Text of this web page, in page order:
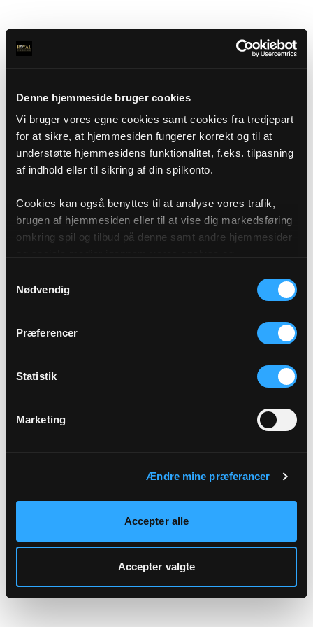
Denne hjemmeside bruger cookies
Vi bruger vores egne cookies samt cookies fra tredjepart
for at sikre, at hjemmesiden fungerer korrekt og til at
understøtte hjemmesidens funktionalitet, f.eks. tilpasning
af indhold eller til sikring af din spilkonto.
Cookies kan også benyttes til at analyse vores trafik,
brugen af hjemmesiden eller til at vise dig markedsføring
omkring spil og tilbud på denne samt andre hjemmesider
af cookies under "Detaljer" eller ved at klikke videre til
vores Cookiepolitik, som du finder i bunden af vores
Nødvendig
Præferencer
Statistik
Marketing
Ændre mine præferancer
Accepter alle
Accepter valgte